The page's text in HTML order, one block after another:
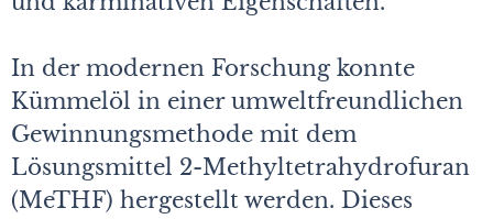
In der modernen Forschung konnte
Kümmelöl in einer umweltfreundlichen
Gewinnungsmethode mit dem
Lösungsmittel 2-Methyltetrahydrofuran
(MeTHF) hergestellt werden. Dieses